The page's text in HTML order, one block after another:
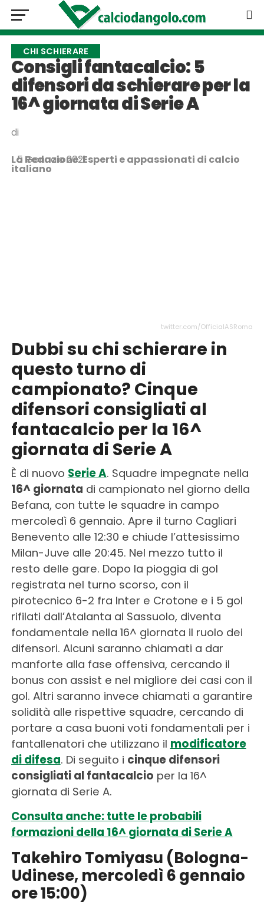
CHI SCHIERARE
Consigli fantacalcio: 5
difensori da schierare per la
16^ giornata di Serie A
di
La Redazione: Esperti e appassionati di calcio
italiano
5 Gennaio 2021
twitter.com/OfficialASRoma
Dubbi su chi schierare in
questo turno di
campionato? Cinque
difensori consigliati al
fantacalcio per la 16^
giornata di Serie A
È di nuovo Serie A. Squadre impegnate nella
16^ giornata di campionato nel giorno della
Befana, con tutte le squadre in campo
mercoledì 6 gennaio. Apre il turno Cagliari
Benevento alle 12:30 e chiude l’attesissimo
Milan-Juve alle 20:45. Nel mezzo tutto il
resto delle gare. Dopo la pioggia di gol
registrata nel turno scorso, con il
pirotecnico 6-2 fra Inter e Crotone e i 5 gol
rifilati dall’Atalanta al Sassuolo, diventa
fondamentale nella 16^ giornata il ruolo dei
difensori. Alcuni saranno chiamati a dar
manforte alla fase offensiva, cercando il
bonus con assist e nel migliore dei casi con il
gol. Altri saranno invece chiamati a garantire
solidità alle rispettive squadre, cercando di
portare a casa buoni voti fondamentali per i
fantallenatori che utilizzano il modificatore
di difesa. Di seguito i cinque difensori
consigliati al fantacalcio per la 16^
giornata di Serie A.
Consulta anche: tutte le probabili
formazioni della 16^ giornata di Serie A
Takehiro Tomiyasu (Bologna-
Udinese, mercoledì 6 gennaio
ore 15:00)